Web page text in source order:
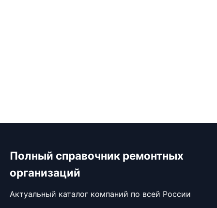
Полный справочник ремонтных
организаций
Актуальный каталог компаний по всей России